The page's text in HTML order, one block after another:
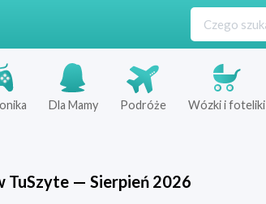
Dla Mamy Podróże Wózki i foteliki
TuSzyte— Sierpień 2026